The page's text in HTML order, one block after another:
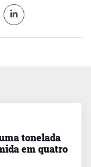
tonelada
em quatro